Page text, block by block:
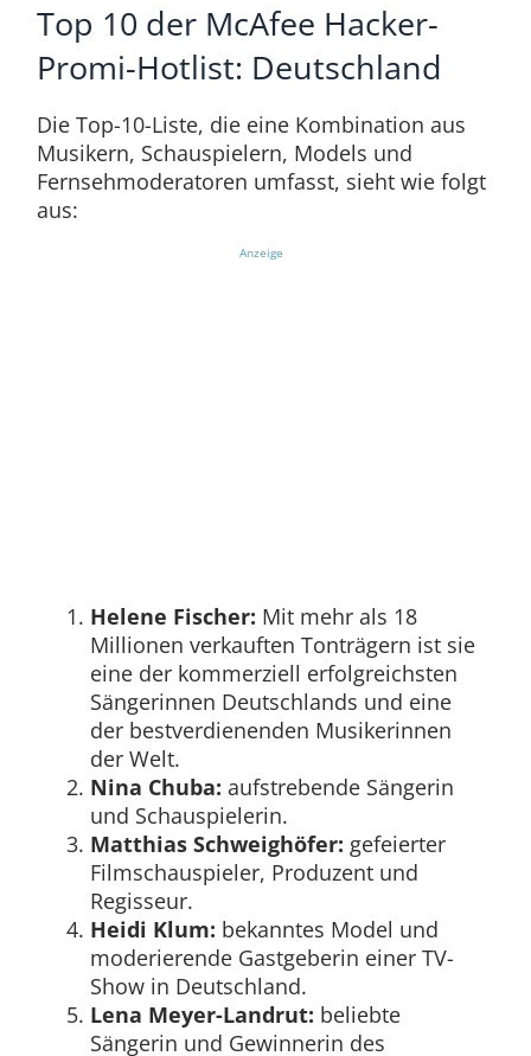
Top 10 der McAfee Hacker-
Promi-Hotlist: Deutschland
Die Top-10-Liste, die eine Kombination aus
Musikern, Schauspielern, Models und
Fernsehmoderatoren umfasst, sieht wie folgt
aus:
Anzeige
Helene Fischer: Mit mehr als 18
Millionen verkauften Tonträgern ist sie
eine der kommerziell erfolgreichsten
Sängerinnen Deutschlands und eine
der bestverdienenden Musikerinnen
der Welt.
Nina Chuba: aufstrebende Sängerin
und Schauspielerin.
Matthias Schweighöfer: gefeierter
Filmschauspieler, Produzent und
Regisseur.
Heidi Klum: bekanntes Model und
moderierende Gastgeberin einer TV-
Show in Deutschland.
Lena Meyer-Landrut: beliebte
Sängerin und Gewinnerin des